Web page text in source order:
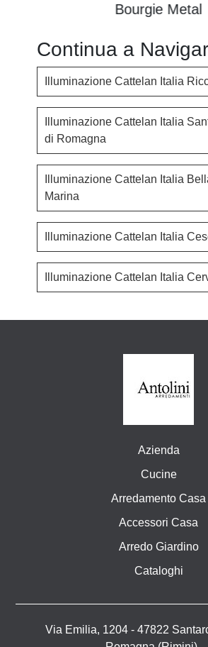
Bourgie Metal
Continua a
Illuminazione Cattelan Italia
Illuminazione Cattelan Italia
di Romagna
Illuminazione Cattelan Italia
Marina
Illuminazione Cattelan Italia
Illuminazione Cattelan Italia
Azienda
Cucine
Arredamento Casa
Accessori Casa
Arredo Giardino
Cataloghi
Via Emilia, 1204 - 47822